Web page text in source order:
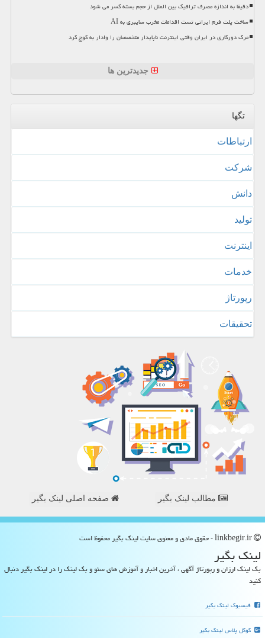
دقیقا به اندازه مصرف ترافیک بین الملل از حجم بسته کسر می شود
ساخت پلت فرم ایرانی تست اقدامات مخرب سایبری به AI
مرگ دورکاری در ایران وقتی اینترنت ناپایدار متخصصان را وادار به کوچ کرد
جدیدترین ها
تگها
ارتباطات
شركت
دانش
تولید
اینترنت
خدمات
رپورتاژ
تحقیقات
مطالب لینک بگیر صفحه اصلی لینک بگیر
لینك بگیر
بک لینک ارزان و رپورتاژ آگهی ، آخرین اخبار و آموزش های سئو و بک لینک را در لینک بگیر دنبال
کنید
فیسبوک لینک بگیر
گوگل پلاس لینک بگیر